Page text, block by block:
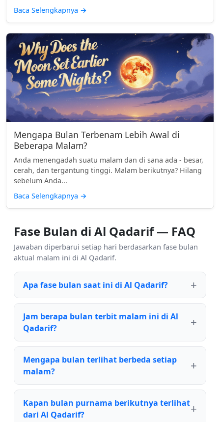
Baca Selengkapnya →
Mengapa Bulan Terbenam Lebih Awal di
Beberapa Malam?
Anda menengadah suatu malam dan di sana ada - besar,
cerah, dan tergantung tinggi. Malam berikutnya? Hilang
sebelum Anda...
Baca Selengkapnya →
Fase Bulan di Al Qadarif — FAQ
Jawaban diperbarui setiap hari berdasarkan fase bulan
aktual malam ini di Al Qadarif.
Apa fase bulan saat ini di Al Qadarif?
Jam berapa bulan terbit malam ini di Al
Qadarif?
Mengapa bulan terlihat berbeda setiap
malam?
Kapan bulan purnama berikutnya terlihat
dari Al Qadarif?